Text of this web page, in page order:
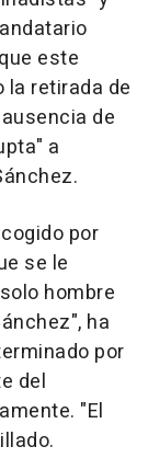
este
la retirada de
de
a
por
se le
hombre
ha
por
del
"El